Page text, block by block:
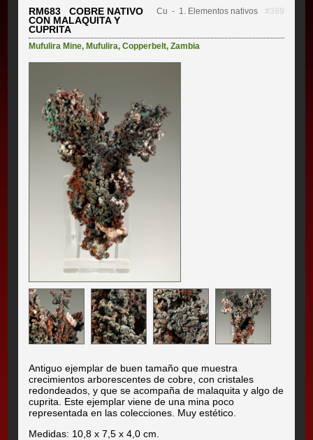
RM683 COBRE NATIVO
CON MALAQUITA Y
CUPRITA
Cu - 1. Elementos nativos #389
Mufulira Mine, Mufulira,Copperbelt,Zambia
Antiguo ejemplar de buen tamaño que muestra
crecimientos arborescentes de cobre, con cristales
redondeados, y que se acompaña de malaquita y algo de
cuprita. Este ejemplar viene de una mina poco
representada en las colecciones. Muy estético.
Medidas: 10,8 x 7,5 x 4,0 cm.